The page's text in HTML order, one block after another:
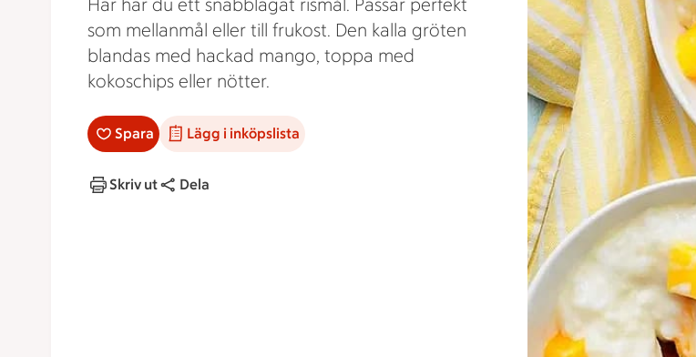
Här har du ett snabblagat rismål. Passar perfekt
som mellanmål eller till frukost. Den kalla gröten
blandas med hackad mango, toppa med
kokoschips eller nötter.
Spara Lägg i inköpslista
Skriv ut Dela